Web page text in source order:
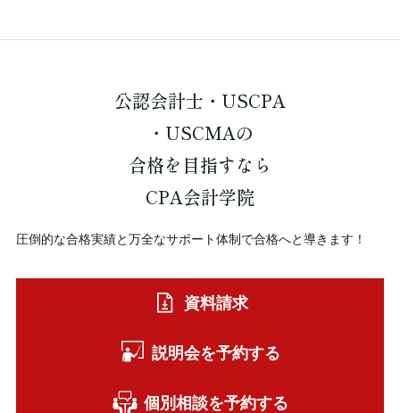
公認会計士・USCPA
・USCMAの
合格を 目指すなら
CPA会計学院
圧倒的な合格実績と万全なサポート体制で合格へと導きます！
資料請求
説明会を予約する
個別相談を予約する